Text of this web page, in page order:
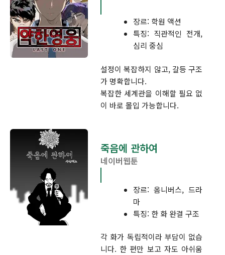
장르: 학원 액션
특징: 직관적인 전개,
심리 중심
설정이 복잡하지 않고, 갈등 구조
가 명확합니다.
복잡한 세계관을 이해할 필요 없
이 바로 몰입 가능합니다.
죽음에 관하여
네이버웹툰
장르: 옴니버스, 드라
마
특징: 한 화 완결 구조
각 화가 독립적이라 부담이 없습
니다. 한 편만 보고 자도 아쉬움